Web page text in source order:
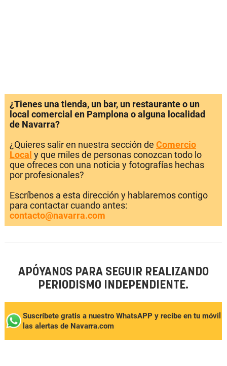
¿Tienes una tienda, un bar, un restaurante o un
local comercial en Pamplona o alguna localidad
de Navarra?
¿Quieres salir en nuestra sección de Comercio
Local y que miles de personas conozcan todo lo
que ofreces con una noticia y fotografías hechas
por profesionales?
Escríbenos a esta dirección y hablaremos contigo
para contactar cuando antes:
contacto@navarra.com
APÓYANOS PARA SEGUIR REALIZANDO
PERIODISMO INDEPENDIENTE.
Suscríbete gratis a nuestro WhatsAPP y recibe en tu móvil
las alertas de Navarra.com